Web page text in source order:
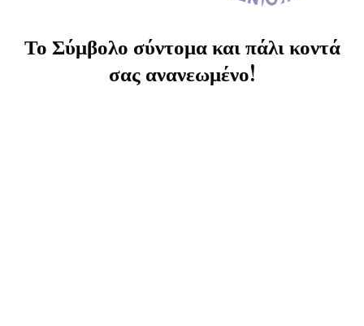
Το Σύμβολο σύντομα και πάλι κοντά
σας ανανεωμένο!